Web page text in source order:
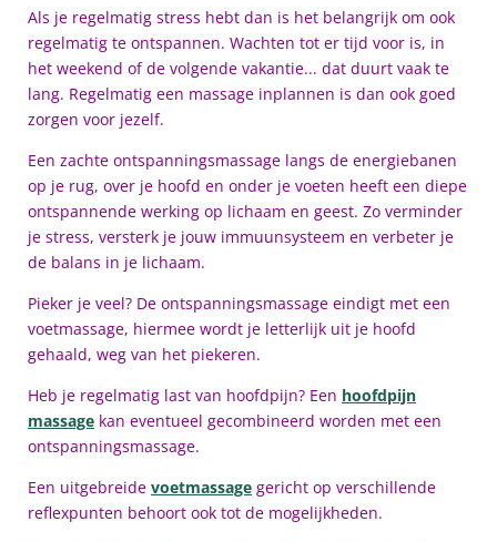
Als je regelmatig stress hebt dan is het belangrijk om ook
regelmatig te ontspannen. Wachten tot er tijd voor is, in
het weekend of de volgende vakantie... dat duurt vaak te
lang. Regelmatig een massage inplannen is dan ook goed
zorgen voor jezelf.
Een zachte ontspanningsmassage langs de energiebanen
op je rug, over je hoofd en onder je voeten heeft een diepe
ontspannende werking op lichaam en geest. Zo verminder
je stress, versterk je jouw immuunsysteem en verbeter je
de balans in je lichaam.
Pieker je veel? De ontspanningsmassage eindigt met een
voetmassage, hiermee wordt je letterlijk uit je hoofd
gehaald, weg van het piekeren.
Heb je regelmatig last van hoofdpijn? Een hoofdpijn
massage kan eventueel gecombineerd worden met een
ontspanningsmassage.
Een uitgebreide voetmassage gericht op verschillende
reflexpunten behoort ook tot de mogelijkheden.